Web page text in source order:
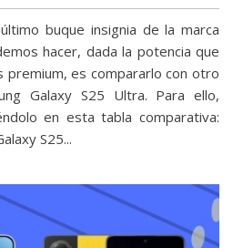
buque insignia de la marca
hacer, dada la potencia que
premium, es compararlo con otro
Galaxy S25 Ultra. Para ello,
en esta tabla comparativa:
S25...